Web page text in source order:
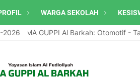
WARGA SEKOLAH
2026MA GUPPI Al Barkah: Otomotif -